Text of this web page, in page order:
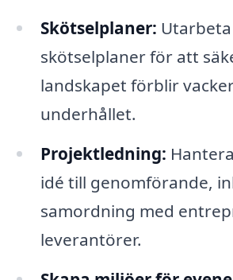
Skötselplaner:
skötselplaner för att
landskapet förblir
underhållet.
Projektledning:
idé till genomförande,
samordning med
leverantörer.